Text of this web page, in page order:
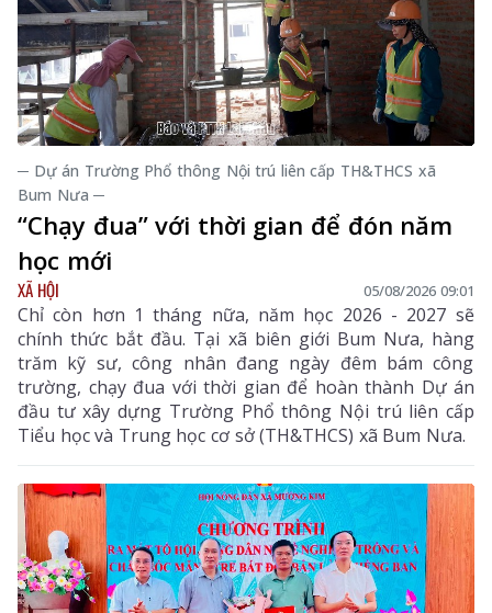
─ Dự án Trường Phổ thông Nội trú liên cấp TH&THCS xã
Bum Nưa ─
“Chạy đua” với thời gian để đón năm
học mới
XÃ HỘI 05/08/2026 09:01
Chỉ còn hơn 1 tháng nữa, năm học 2026 - 2027 sẽ
chính thức bắt đầu. Tại xã biên giới Bum Nưa, hàng
trăm kỹ sư, công nhân đang ngày đêm bám công
trường, chạy đua với thời gian để hoàn thành Dự án
đầu tư xây dựng Trường Phổ thông Nội trú liên cấp
Tiểu học và Trung học cơ sở (TH&THCS) xã Bum Nưa.